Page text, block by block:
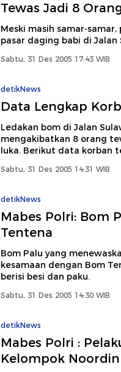
Tewas Jadi 8
Meski masih samar-
pasar daging babi di
Sabtu, 31 Des 2005 17:43 WIB
detikNews
Data Lengkap
Ledakan bom di Jalan
mengakibatkan 8 orang
luka. Berikut data korban
Sabtu, 31 Des 2005 14:31 WIB
detikNews
Mabes Polri: Bom
Tentena
Bom Palu yang
kesamaan dengan Bom
berisi besi dan paku.
Sabtu, 31 Des 2005 14:30 WIB
detikNews
Mabes Polri :
Kelompok